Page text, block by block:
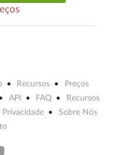
Recursos
Preços
API FAQ
Recursos
Privacidade
Sobre Nós